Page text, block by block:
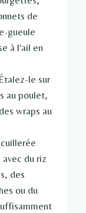
de
gueule
à l'ail en
le sur
au poulet,
wraps au
du riz
des
ou du